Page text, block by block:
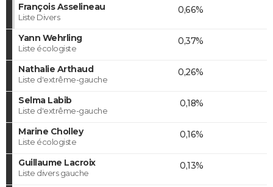
François Asselineau
Liste Divers
0,66%
Yann Wehrling
Liste écologiste
0,37%
Nathalie Arthaud
Liste d'extrême-gauche
0,26%
Selma Labib
Liste d'extrême-gauche
0,18%
Marine Cholley
Liste écologiste
0,16%
Guillaume Lacroix
Liste divers gauche
0,13%